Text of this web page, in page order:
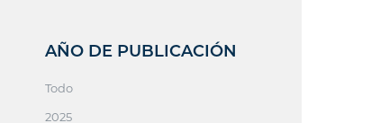
AÑO DE PUBLICACIÓN
Todo
2025